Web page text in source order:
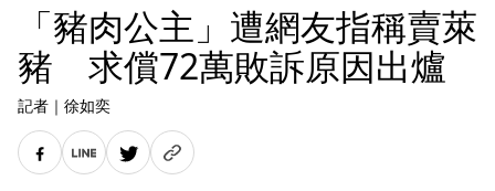
「豬肉公主」遭網友指稱賣萊
豬 求償72萬敗訴原因出爐
記者 ｜ 徐如奕